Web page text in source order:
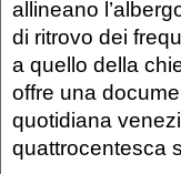
allineano
di ritrovo dei
a quello della
offre una
quotidiana
quattrocentesca